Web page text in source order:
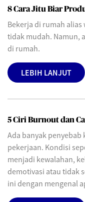
8 Cara Jitu Biar
Bekerja di rumah
tidak mudah. Namun,
di rumah.
LEBIH LANJUT
5 Ciri Burnout dan
Ada banyak penyebab
pekerjaan. Kondisi
menjadi kewalahan,
demotivasi atau tidak
ini dengan mengenal